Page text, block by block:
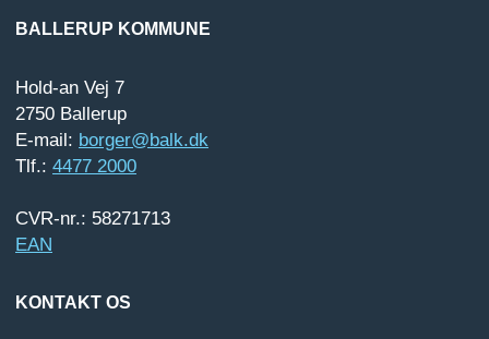
BALLERUP KOMMUNE
Hold-an Vej 7
2750 Ballerup
E-mail: borger@balk.dk
Tlf.: 4477 2000
CVR-nr.: 58271713
EAN
KONTAKT OS